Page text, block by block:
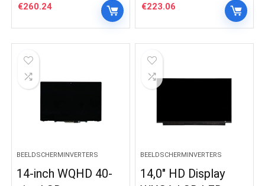
€260.24 €223.06
BEELDSCHERMINVERTERS
14-inch WQHD 40-
BEELDSCHERMINVERTERS
14,0″ HD Display